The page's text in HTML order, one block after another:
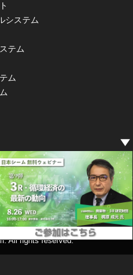
システム
テム
ム
All rights reserved.